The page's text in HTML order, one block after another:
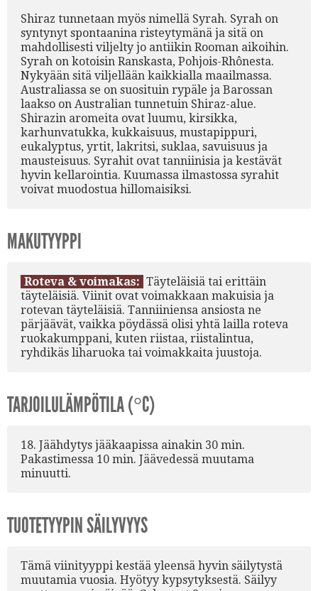
Shiraz tunnetaan myös nimellä Syrah. Syrah on
syntynyt spontaanina risteytymänä ja sitä on
mahdollisesti viljelty jo antiikin Rooman aikoihin.
Syrah on kotoisin Ranskasta, Pohjois-Rhônesta.
Nykyään sitä viljellään kaikkialla maailmassa.
Australiassa se on suosituin rypäle ja Barossan
laakso on Australian tunnetuin Shiraz-alue.
Shirazin aromeita ovat luumu, kirsikka,
karhunvatukka, kukkaisuus, mustapippuri,
eukalyptus, yrtit, lakritsi, suklaa, savuisuus ja
mausteisuus. Syrahit ovat tanniinisia ja kestävät
hyvin kellarointia. Kuumassa ilmastossa syrahit
voivat muodostua hillomaisiksi.
MAKUTYYPPI
Roteva & voimakas: Täyteläisiä tai erittäin
täyteläisiä. Viinit ovat voimakkaan makuisia ja
rotevan täyteläisiä. Tanniiniensa ansiosta ne
pärjäävät, vaikka pöydässä olisi yhtä lailla roteva
ruokakumppani, kuten riistaa, riistalintua,
ryhdikäs liharuoka tai voimakkaita juustoja.
TARJOILULÄMPÖTILA (°C)
18. Jäähdytys jääkaapissa ainakin 30 min.
Pakastimessa 10 min. Jäävedessä muutama
minuutti.
TUOTETYYPIN SÄILYVYYS
Tämä viinityyppi kestää yleensä hyvin säilytystä
muutamia vuosia. Hyötyy kypsytyksestä. Säilyy